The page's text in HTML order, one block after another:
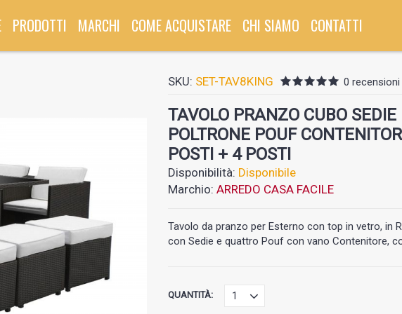
PRODOTTI MARCHI COME ACQUISTARE CHI SIAMO CONTATTI
SKU: SET-TAV8KING 0 recensioni
TAVOLO PRANZO CUBO
POLTRONE POUF
POSTI + 4 POSTI
Disponibilità: Disponibile
Marchio: ARREDO CASA FACILE
Tavolo da pranzo per Esterno con top in vetro, in
con Sedie e quattro Pouf con vano Contenitore,
QUANTITÀ: